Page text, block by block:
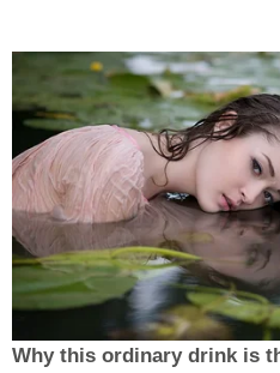
Why this ordinary drink is